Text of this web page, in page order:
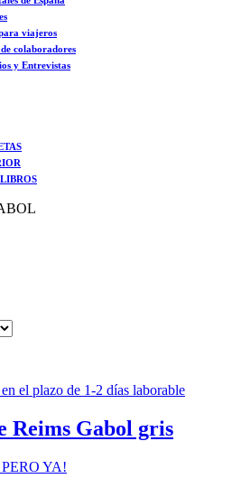
viajeros
colaboradores
y Entrevistas
el plazo de 1-2 días laborable
Reims Gabol gris
YA!